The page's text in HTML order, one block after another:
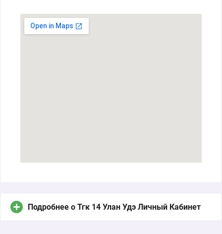
Подробнее о Тгк 14 Улан Удэ Личный Кабинет